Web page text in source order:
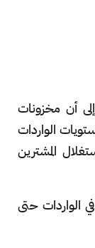
أن مخزونات
الواردات
المشترين
الواردات حتى